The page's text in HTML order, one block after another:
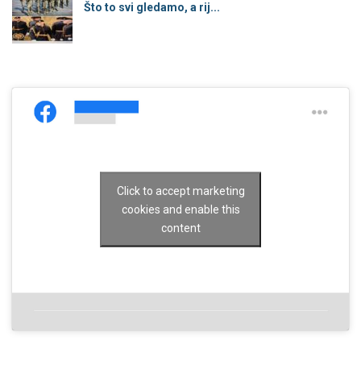
Što to svi gledamo, a rij...
Click to accept marketing
cookies and enable this
content